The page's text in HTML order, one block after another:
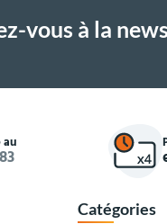
vous à la
Catégories